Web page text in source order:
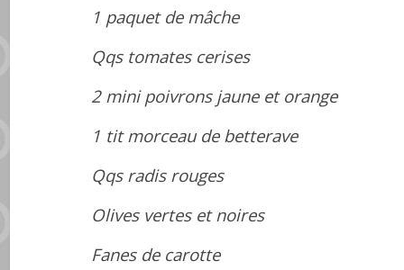
1 paquet de mâche
Qqs tomates cerises
2 mini poivrons jaune et orange
1 tit morceau de betterave
Qqs radis rouges
Olives vertes et noires
Fanes de carotte